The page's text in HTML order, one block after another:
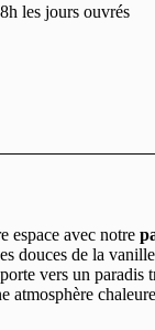
les jours ouvrés
espace avec notre
douces de la
vers un paradis
atmosphère